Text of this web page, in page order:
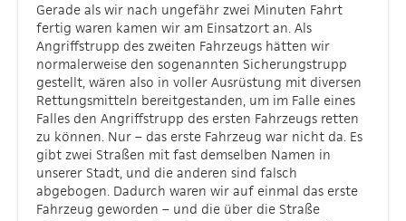
Gerade als wir nach ungefähr zwei Minuten Fahrt
fertig waren kamen wir am Einsatzort an. Als
Angriffstrupp des zweiten Fahrzeugs hätten wir
normalerweise den sogenannten Sicherungstrupp
gestellt, wären also in voller Ausrüstung mit diversen
Rettungsmitteln bereitgestanden, um im Falle eines
Falles den Angriffstrupp des ersten Fahrzeugs retten
zu können. Nur – das erste Fahrzeug war nicht da. Es
gibt zwei Straßen mit fast demselben Namen in
unserer Stadt, und die anderen sind falsch
abgebogen. Dadurch waren wir auf einmal das erste
Fahrzeug geworden – und die über die Straße